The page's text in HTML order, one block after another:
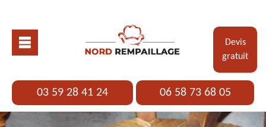
Devis
gratuit
03 59 28 41 24 06 58 73 68 05